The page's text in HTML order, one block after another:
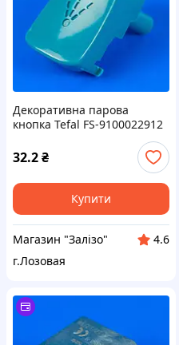
Декоративна парова
кнопка Tefal FS-9100022912
32.2₴
Купити
Магазин "Залізо"
4.6
г.Лозовая